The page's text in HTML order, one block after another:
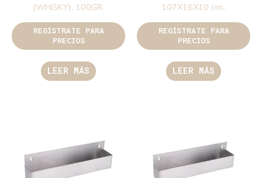
(WHISKY), 100GR.
REGÍSTRATE PARA
PRECIOS
LEER MÁS
107X16X10 cm..
REGÍSTRATE PARA
PRECIOS
LEER MÁS